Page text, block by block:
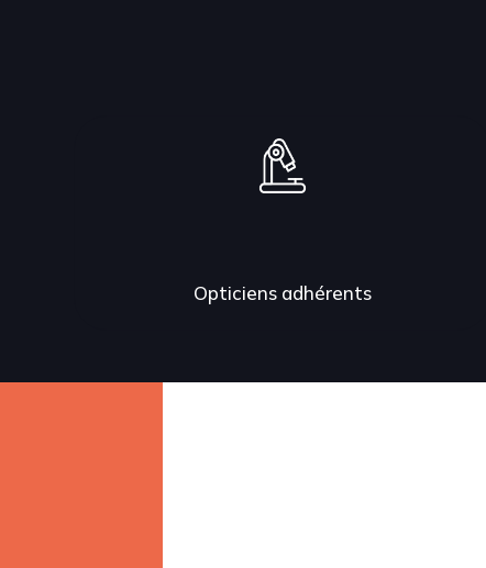
Opticiens adhérents